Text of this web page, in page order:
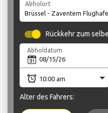
Abholort
Rückkehr zum
Abholdatum
Alter des Fahrers: